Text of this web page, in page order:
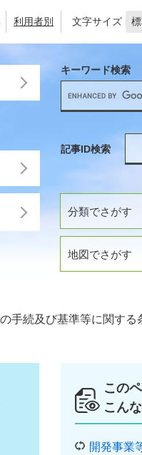
利用者別 文字サイズ
分類でさがす
地図でさがす
キーワード検索
記事ID検索
手続及び基準等に関する
この
こん
開発事業